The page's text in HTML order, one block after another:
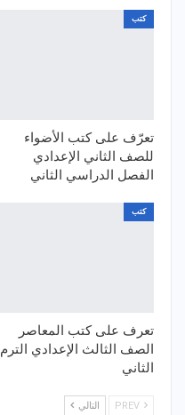
كتب
تعرّف على كتب الأضواء
للصف الثاني الإعدادي
الفصل الدراسي الثاني
كتب
تعرف على كتب المعاصر
الصف الثالث الإعدادي الترم
الثاني
التالي